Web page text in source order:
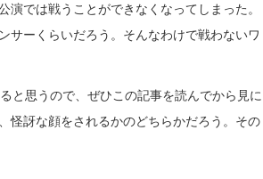
では戦うことができなくなってしまった。
サーくらいだろう。そんなわけで戦わないワ
と思うので、ぜひこの記事を読んでから見に
怪訝な顔をされるかのどちらかだろう。その